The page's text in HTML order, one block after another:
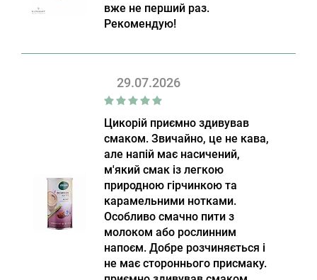
вже не перший раз.
Рекомендую!
29.07.2026
Цикорій приємно здивував
смаком. Звичайно, це не кава,
але напій має насичений,
м'який смак із легкою
природною гірчинкою та
карамельними нотками.
Особливо смачно пити з
молоком або рослинним
напоєм. Добре розчиняється і
не має стороннього присмаку.